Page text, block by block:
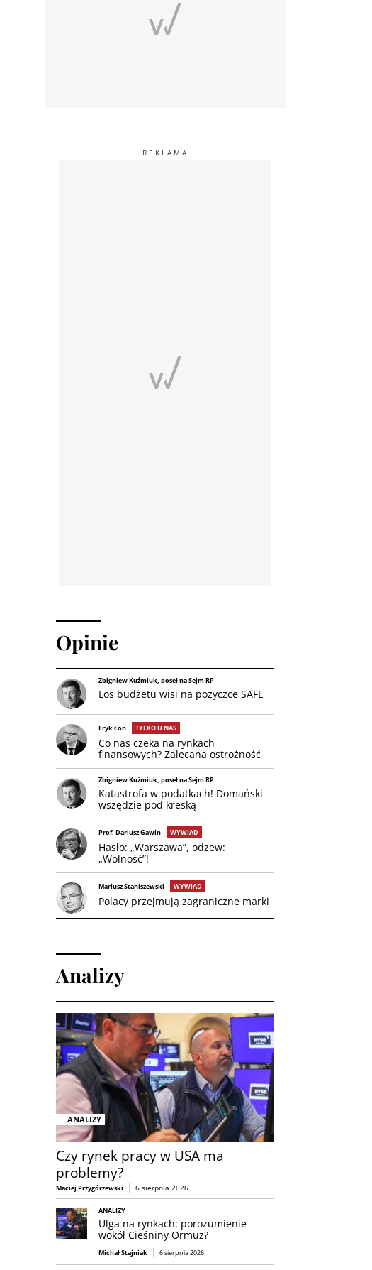
Opinie
Zbigniew Kuźmiuk, poseł na Sejm RP
Los budżetu wisi na pożyczce SAFE
Eryk Łon TYLKO U NAS
Co nas czeka na rynkach
finansowych? Zalecana ostrożność
Zbigniew Kuźmiuk, poseł na Sejm RP
Katastrofa w podatkach! Domański
wszędzie pod kreską
Prof. Dariusz Gawin WYWIAD
Hasło: „Warszawa”, odzew:
„Wolność”!
Mariusz Staniszewski WYWIAD
Polacy przejmują zagraniczne marki
Analizy
ANALIZY
Czy rynek pracy w USA ma
problemy?
Maciej Przygórzewski 6 sierpnia 2026
ANALIZY
Ulga na rynkach: porozumienie
wokół Cieśniny Ormuz?
Michał Stajniak 6 sierpnia 2026